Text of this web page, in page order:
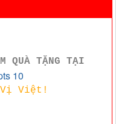
QUÀ TẶNG TẠI
Vị Việt!